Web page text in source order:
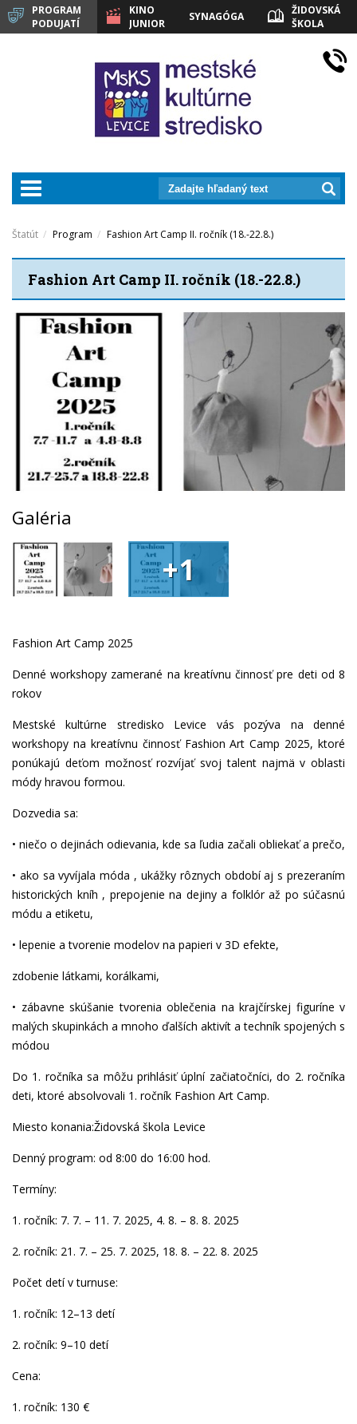
PROGRAM
PODUJATÍ
KINO
JUNIOR
SYNAGÓGA
ŽIDOVSKÁ
ŠKOLA
LEVICE
prepnut_navigaciu
Štatút Program Fashion Art Camp II. ročník (18.-22.8.)
Fashion Art Camp II. ročník (18.-22.8.)
Galéria
+1
Fashion Art Camp 2025
Denné workshopy zamerané na kreatívnu činnosť pre deti od 8
rokov
Mestské kultúrne stredisko Levice vás pozýva na denné
workshopy na kreatívnu činnosť Fashion Art Camp 2025, ktoré
ponúkajú deťom možnosť rozvíjať svoj talent najmä v oblasti
módy hravou formou.
Dozvedia sa:
• niečo o dejinách odievania, kde sa ľudia začali obliekať a prečo,
• ako sa vyvíjala móda , ukážky rôznych období aj s prezeraním
historických kníh , prepojenie na dejiny a folklór až po súčasnú
módu a etiketu,
• lepenie a tvorenie modelov na papieri v 3D efekte,
zdobenie látkami, korálkami,
• zábavne skúšanie tvorenia oblečenia na krajčírskej figuríne v
malých skupinkách a mnoho ďalších aktivít a techník spojených s
módou
Do 1. ročníka sa môžu prihlásiť úplní začiatočníci, do 2. ročníka
deti, ktoré absolvovali 1. ročník Fashion Art Camp.
Miesto konania:Židovská škola Levice
Denný program: od 8:00 do 16:00 hod.
Termíny:
1. ročník: 7. 7. – 11. 7. 2025, 4. 8. – 8. 8. 2025
2. ročník: 21. 7. – 25. 7. 2025, 18. 8. – 22. 8. 2025
Počet detí v turnuse:
1. ročník: 12–13 detí
2. ročník: 9–10 detí
Cena:
1. ročník: 130 €